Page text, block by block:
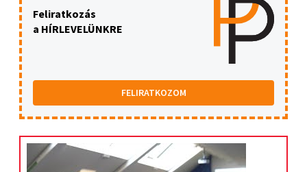
Feliratkozás
a HÍRLEVELÜNKRE
FELIRATKOZOM